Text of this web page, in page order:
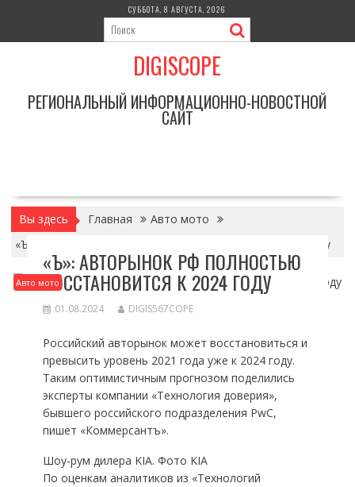
содержимому
СУББОТА, 8 АВГУСТА, 2026
DIGISCOPE
РЕГИОНАЛЬНЫЙ ИНФОРМАЦИОННО-НОВОСТНОЙ
САЙТ
Вы здесь Главная
Авто мото
«Ъ»: авторынок РФ полностью восстановится к 2024 году
Авто мото
«Ъ»: АВТОРЫНОК РФ ПОЛНОСТЬЮ
ВОССТАНОВИТСЯ К 2024 ГОДУ
01.08.2024 DIGIS567COPE
Российский авторынок может восстановиться и
превысить уровень 2021 года уже к 2024 году.
Таким оптимистичным прогнозом поделились
эксперты компании «Технология доверия»,
бывшего российского подразделения PwC,
пишет «Коммерсантъ».
Шоу-рум дилера KIA. Фото KIA
По оценкам аналитиков из «Технологий